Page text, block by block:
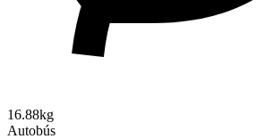
16.88kg
Autobús